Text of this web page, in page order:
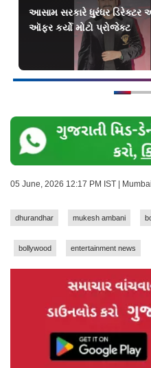
આસામ સરકારે ધુરંધર ડિરેક્ટર
ઑફર કર્યો મોટો પ્રોજેક્ટ
05 June, 2026 12:17 PM IST |
dhurandhar mukesh ambani
bollywood entertainment news